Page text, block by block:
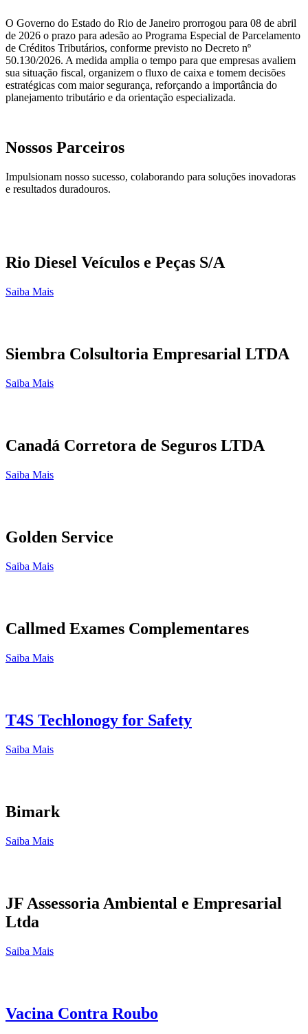
O Governo do Estado do Rio de Janeiro prorrogou para 08 de abril
de 2026 o prazo para adesão ao Programa Especial de Parcelamento
de Créditos Tributários, conforme previsto no Decreto nº
50.130/2026. A medida amplia o tempo para que empresas avaliem
sua situação fiscal, organizem o fluxo de caixa e tomem decisões
estratégicas com maior segurança, reforçando a importância do
planejamento tributário e da orientação especializada.
Nossos Parceiros
Impulsionam nosso sucesso, colaborando para soluções inovadoras
e resultados duradouros.
Rio Diesel Veículos e Peças S/A
Saiba Mais
Siembra Colsultoria Empresarial LTDA
Saiba Mais
Canadá Corretora de Seguros LTDA
Saiba Mais
Golden Service
Saiba Mais
Callmed Exames Complementares
Saiba Mais
T4S Techlonogy for Safety
Saiba Mais
Bimark
Saiba Mais
JF Assessoria Ambiental e Empresarial
Ltda
Saiba Mais
Vacina Contra Roubo